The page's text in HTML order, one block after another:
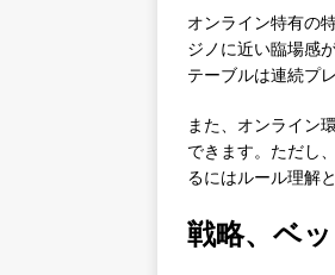
オンライン特有の
ジノに近い臨場感
テーブルは連続プ
また、オンライン
できます。ただし
るにはルール理解
戦略、ベ